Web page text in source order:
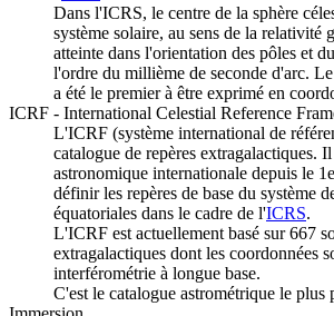
Dans l'ICRS, le centre de la sphère
système solaire, au sens de la relativité
atteinte dans l'orientation des pôles et
l'ordre du millième de seconde d'arc. Le
a été le premier à être exprimé en
ICRF - International Celestial Reference
L'ICRF (système international de
catalogue de repères extragalactiques.
astronomique internationale depuis le
définir les repères de base du système
équatoriales dans le cadre de l'ICRS.
L'ICRF est actuellement basé sur 667
extragalactiques dont les coordonnées
interférométrie à longue base.
C'est le catalogue astrométrique le plus